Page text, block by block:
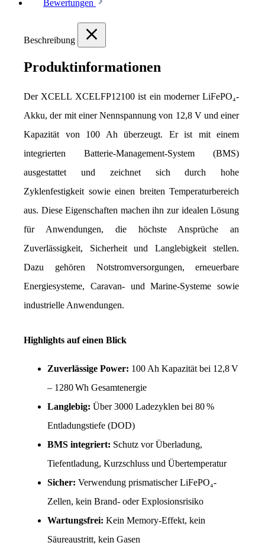
Bewertungen
Beschreibung
Produktinformationen
Der XCELL XCELFP12100 ist ein moderner LiFePO₄-
Akku, der mit einer Nennspannung von 12,8 V und einer
Kapazität von 100 Ah überzeugt. Er ist mit einem
integrierten Batterie-Management-System (BMS)
ausgestattet und zeichnet sich durch hohe
Zyklenfestigkeit sowie einen breiten Temperaturbereich
aus. Diese Eigenschaften machen ihn zur idealen Lösung
für Anwendungen, die höchste Ansprüche an
Zuverlässigkeit, Sicherheit und Langlebigkeit stellen.
Dazu gehören Notstromversorgungen, erneuerbare
Energiesysteme, Caravan- und Marine-Systeme sowie
industrielle Anwendungen.
Highlights auf einen Blick
Zuverlässige Power: 100 Ah Kapazität bei 12,8 V
– 1280 Wh Gesamtenergie
Langlebig: Über 3000 Ladezyklen bei 80 %
Entladungstiefe (DOD)
BMS integriert: Schutz vor Überladung,
Tiefentladung, Kurzschluss und Übertemperatur
Sicher: Verwendung prismatischer LiFePO₄-
Zellen, kein Brand- oder Explosionsrisiko
Wartungsfrei: Kein Memory-Effekt, kein
Säureaustritt, kein Gasen